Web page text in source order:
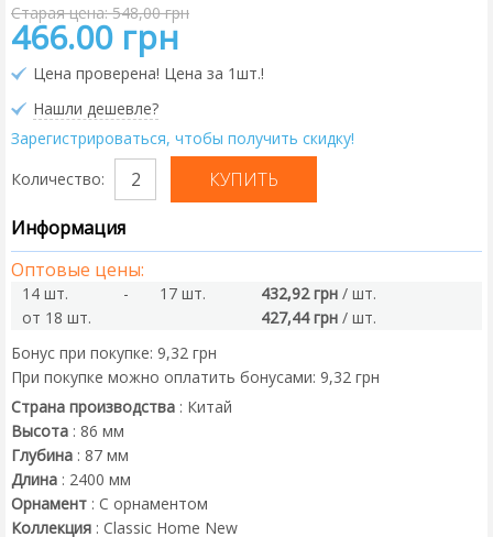
Старая цена: 548,00 грн
466.00 грн
Цена проверена! Цена за 1шт.!
Нашли дешевле?
Зарегистрироваться, чтобы получить скидку!
Количество:
Информация
Оптовые цены:
14 шт. - 17 шт. 432,92 грн / шт.
от 18 шт.
427,44 грн / шт.
Бонус при покупке: 9,32 грн
При покупке можно оплатить бонусами: 9,32 грн
Страна производства : Китай
Высота : 86 мм
Глубина : 87 мм
Длина : 2400 мм
Орнамент : С орнаментом
Коллекция : Classic Home New